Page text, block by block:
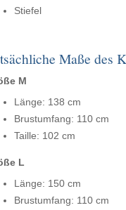
Stiefel
Maße des
M
Länge: 138 cm
Brustumfang: 110 cm
Taille: 102 cm
L
Länge: 150 cm
Brustumfang: 110 cm